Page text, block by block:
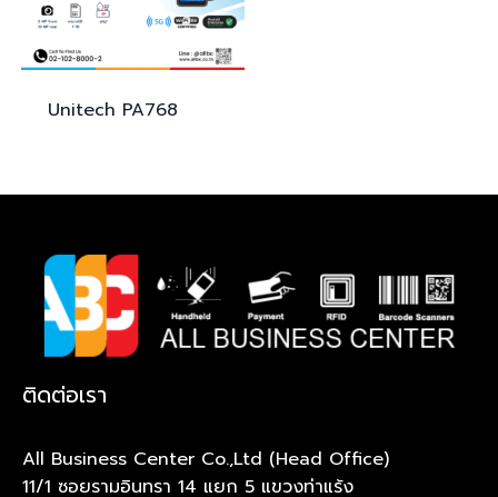
Unitech PA768
ติดต่อเรา
All Business Center Co.,Ltd (Head Office)
11/1 ซอยรามอินทรา 14 แยก 5 แขวงท่าแร้ง